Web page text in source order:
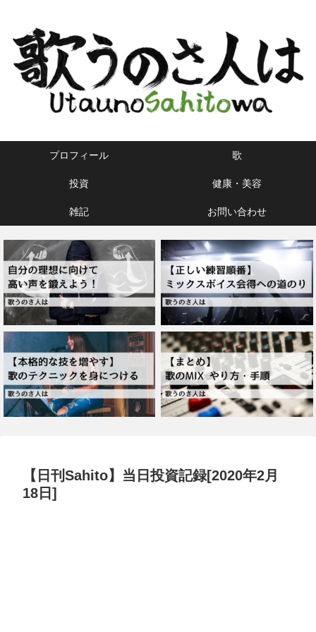
プロフィール 歌
投資 健康・美容
雑記 お問い合わせ
【日刊Sahito】当日投資記録[2020年2月
18日]